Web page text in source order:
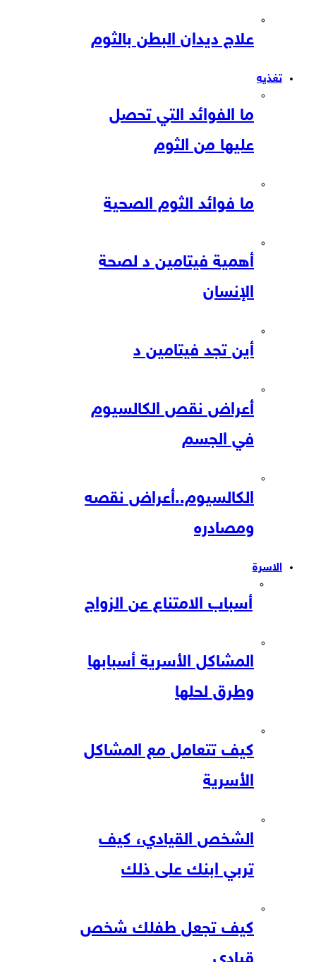
علاج ديدان البطن بالثوم
تغذيه
ما الفوائد التي تحصل
عليها من الثوم
ما فوائد الثوم الصحية
أهمية فيتامين د لصحة
الإنسان
أين تجد فيتامين د
أعراض نقص الكالسيوم
في الجسم
الكالسيوم..أعراض نقصه
ومصادره
الاسرة
أسباب الامتناع عن الزواج
المشاكل الأسرية أسبابها
وطرق لحلها
كيف تتعامل مع المشاكل
الأسرية
الشخص القيادي، كيف
تربي ابنك على ذلك
كيف تجعل طفلك شخص